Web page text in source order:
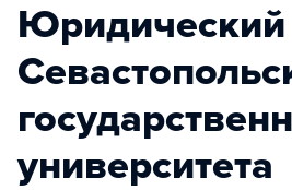
Юридический
университета